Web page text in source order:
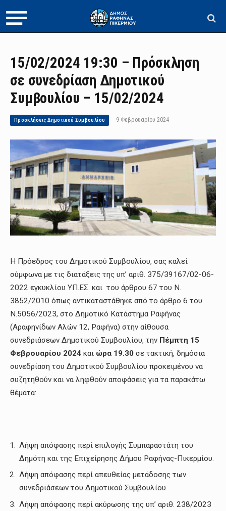
15/02/2024 19:30 – Πρόσκληση
σε συνεδρίαση Δημοτικού
Συμβουλίου – 15/02/2024
Προσκλήσεις Δημοτικού Συμβουλίου 9 Φεβρουαρίου 2024
Η Πρόεδρος του Δημοτικού Συμβουλίου, σας καλεί
σύμφωνα με τις διατάξεις της υπ’ αριθ. 375/39167/02-06-
2022 εγκυκλίου ΥΠ.ΕΣ. και του άρθρου 67 του Ν.
3852/2010 όπως αντικαταστάθηκε από το άρθρο 6 του
Ν.5056/2023, στο Δημοτικό Κατάστημα Ραφήνας
(Αραφηνίδων Αλών 12, Ραφήνα) στην αίθουσα
συνεδριάσεων Δημοτικού Συμβουλίου, την Πέμπτη 15
Φεβρουαρίου 2024 και ώρα 19.30 σε τακτική, δημόσια
συνεδρίαση του Δημοτικού Συμβουλίου προκειμένου να
συζητηθούν και να ληφθούν αποφάσεις για τα παρακάτω
θέματα:
Λήψη απόφασης περί επιλογής Συμπαραστάτη του
Δημότη και της Επιχείρησης Δήμου Ραφήνας-Πικερμίου.
Λήψη απόφασης περί απευθείας μετάδοσης των
συνεδριάσεων του Δημοτικού Συμβουλίου.
Λήψη απόφασης περί ακύρωσης της υπ’ αριθ. 238/2023